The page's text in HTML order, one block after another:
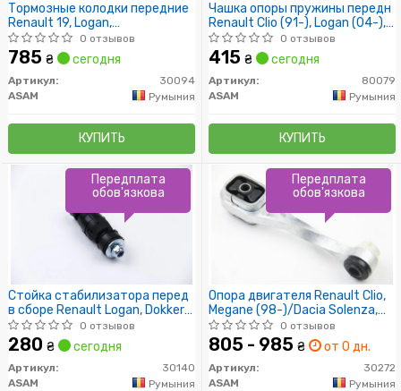
Тормозные колодки передние
Renault 19, Logan,
Sandero,Megane, Clio,
Solenza/Lada Largus 1.6
(30094) Asam
0 отзывов
785 ₴ сегодня
Артикул:
30094
ASAM
Румыния
КУПИТЬ
Чашка опоры пружины передн
Renault Clio (91-), Logan (04-),
Duster (10-), Dokker (12-),
Kangoo (97-) (80079) Asam
0 отзывов
415 ₴ сегодня
Артикул:
80079
ASAM
Румыния
КУПИТЬ
Стойка стабилизатора перед
в сборе Renault Logan, Dokker
(12-), MCV (07-), Symbol (13-),
Sandero (10-) (30140) Asam
0 отзывов
280 ₴ сегодня
Артикул:
30140
ASAM
Румыния
Передплата
обов'язкова
Опора двигателя Renault Clio,
Megane (98-)/Dacia Solenza,
Supernova (00-) 1.4-1.9D
(30272) Asam
0 отзывов
805 - 985 ₴ от 0 дн.
Артикул:
30272
ASAM
Румыния
Передплата
обов'язкова